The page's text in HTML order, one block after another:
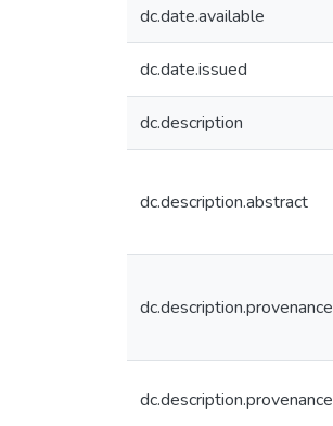
dc.date.available
dc.date.issued
dc.description
dc.description.abstract
dc.description.provenance
dc.description.provenance